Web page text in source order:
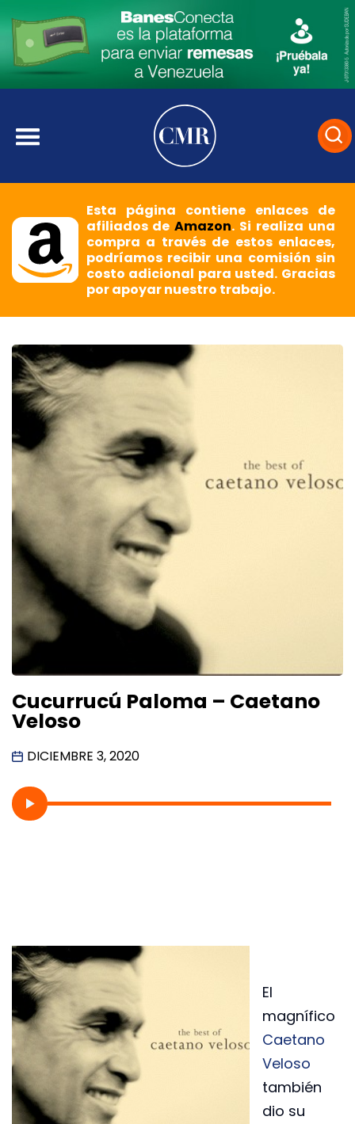
Esta página contiene enlaces de
afiliados deAmazon. Si realiza una
compra a través de estos enlaces,
podríamos recibir una comisión sin
costo adicional para usted. Gracias
por apoyar nuestro trabajo.
Cucurrucú Paloma – Caetano
Veloso
DICIEMBRE 3, 2020
El
magnífico
Caetano
Veloso
también
dio su